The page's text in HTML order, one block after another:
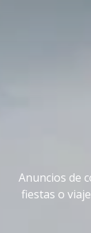
Anuncios de
fiestas o